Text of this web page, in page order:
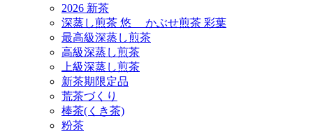
2026 新茶
深蒸し煎茶 悠 かぶせ煎茶 彩葉
最高級深蒸し煎茶
高級深蒸し煎茶
上級深蒸し煎茶
新茶期限定品
荒茶づくり
棒茶(くき茶)
粉茶